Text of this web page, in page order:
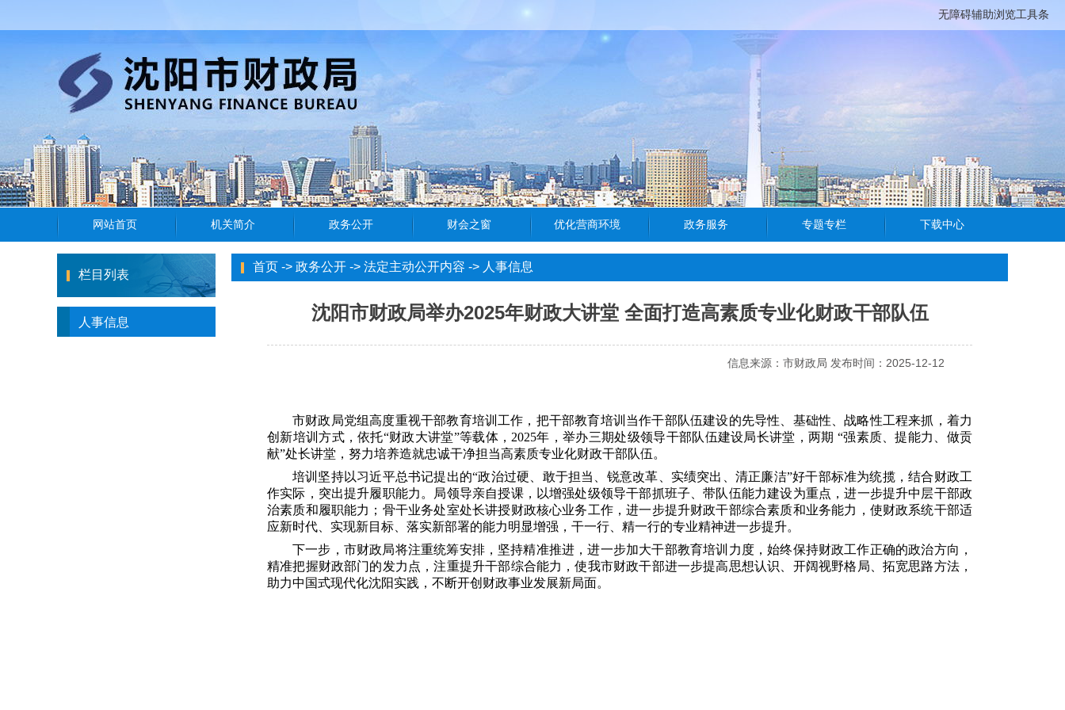
无障碍辅助浏览工具条
栏目列表
人事信息
首页 -> 政务公开 -> 法定主动公开内容 -> 人事信息
沈阳市财政局举办2025年财政大讲堂 全面打造高素质专业化财政干部队伍
信息来源：市财政局 发布时间：2025-12-12
市财政局党组高度重视干部教育培训工作，把干部教育培训当作干部队伍建设的先导性、基础性、战略性工程来抓，着力
创新培训方式，依托“财政大讲堂”等载体，2025年，举办三期处级领导干部队伍建设局长讲堂，两期 “强素质、提能力、做贡
献”处长讲堂，努力培养造就忠诚干净担当高素质专业化财政干部队伍。
培训坚持以习近平总书记提出的“政治过硬、敢于担当、锐意改革、实绩突出、清正廉洁”好干部标准为统揽，结合财政工
作实际，突出提升履职能力。局领导亲自授课，以增强处级领导干部抓班子、带队伍能力建设为重点，进一步提升中层干部政
治素质和履职能力；骨干业务处室处长讲授财政核心业务工作，进一步提升财政干部综合素质和业务能力，使财政系统干部适
应新时代、实现新目标、落实新部署的能力明显增强，干一行、精一行的专业精神进一步提升。
下一步，市财政局将注重统筹安排，坚持精准推进，进一步加大干部教育培训力度，始终保持财政工作正确的政治方向，
精准把握财政部门的发力点，注重提升干部综合能力，使我市财政干部进一步提高思想认识、开阔视野格局、拓宽思路方法，
助力中国式现代化沈阳实践，不断开创财政事业发展新局面。